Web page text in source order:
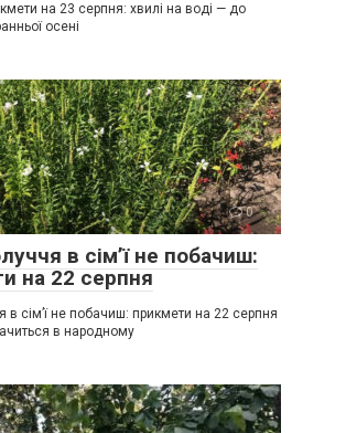
на 23 серпня: хвилі на воді — до
осені
0
в сім’ї не побачиш:
на 22 серпня
в сім’ї не побачиш: прикмети на 22 серпня
в народному